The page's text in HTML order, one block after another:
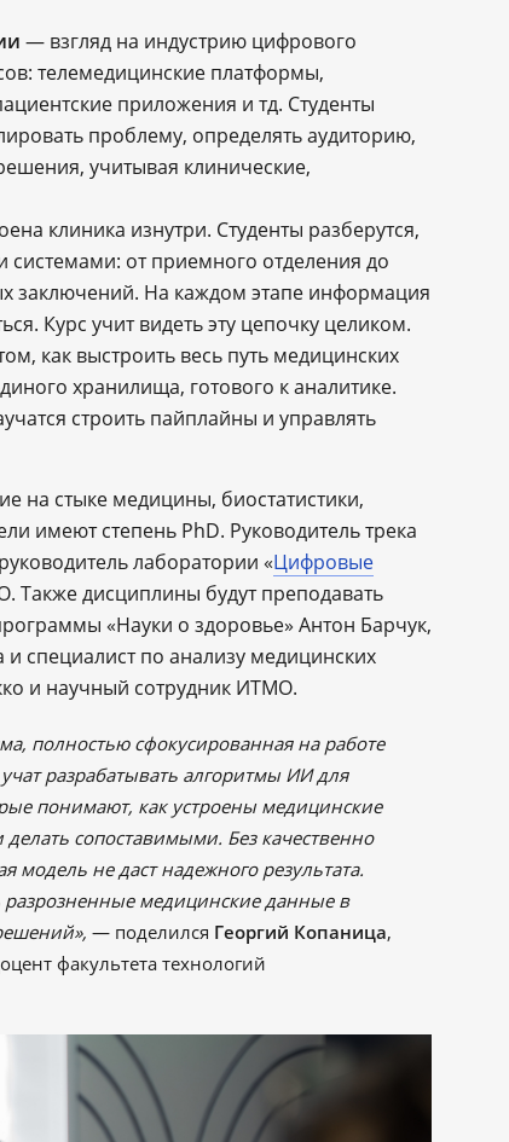
— взгляд на индустрию цифрового
телемедицинские платформы,
приложения и тд. Студенты
проблему, определять аудиторию,
учитывая клинические,
клиника изнутри. Студенты разберутся,
от приемного отделения до
заключений. На каждом этапе информация
Курс учит видеть эту цепочку целиком.
как выстроить весь путь медицинских
хранилища, готового к аналитике.
строить пайплайны и управлять
на стыке медицины, биостатистики,
имеют степень PhD. Руководитель трека
лаборатории «Цифровые
Также дисциплины будут преподавать
«Науки о здоровье» Антон Барчук,
специалист по анализу медицинских
и научный сотрудник ИТМО.
полностью сфокусированная на работе
разрабатывать алгоритмы ИИ для
понимают, как устроены медицинские
сопоставимыми. Без качественно
модель не даст надежного результата.
разрозненные медицинские данные в
— поделился Георгий Копаница,
факультета технологий